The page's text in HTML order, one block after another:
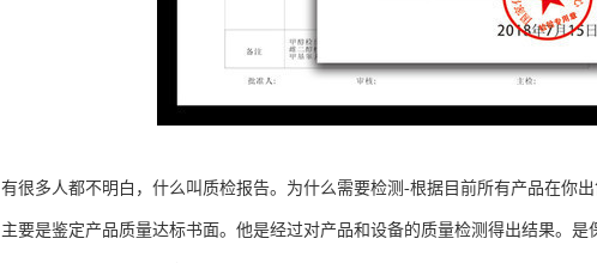
有很多人都不明白，什么叫质检报告。为什么需要检测-根据目前所有产品在你
主要是鉴定产品质量达标书面。他是经过对产品和设备的质量检测得出结果。